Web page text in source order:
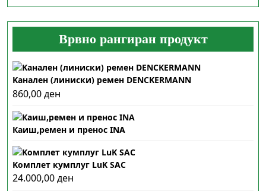
Врвно рангиран продукт
Kанален (линиски) ремен DENCKERMANN
860,00ден
Каиш,ремен и пренос INA
Kомплет кумплуг LuK SAC
24.000,00ден